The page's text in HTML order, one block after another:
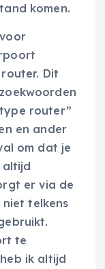
komen.
Dit
router”
en ander
om dat je
er via de
telkens
te
ik altijd